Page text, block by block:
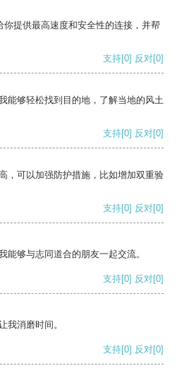
提供最高速度和安全性的连接，并帮
支持[0] 反对[0]
能够轻松找到目的地，了解当地的风土
支持[0] 反对[0]
，可以加强防护措施，比如增加双重验
支持[0] 反对[0]
能够与志同道合的朋友一起交流。
支持[0] 反对[0]
我消磨时间。
支持[0] 反对[0]